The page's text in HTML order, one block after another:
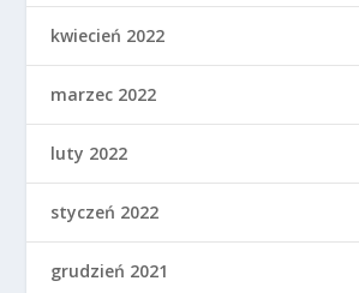
kwiecień 2022
marzec 2022
luty 2022
styczeń 2022
grudzień 2021